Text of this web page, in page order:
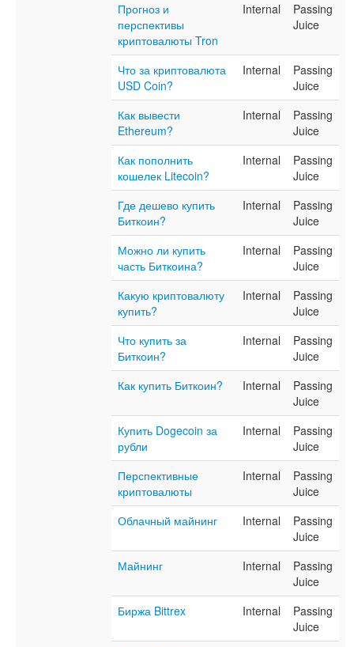
Прогноз и
перспективы
криптовалюты Tron
Internal
Passing
Juice
Что за криптовалюта
USD Coin?
Internal
Passing
Juice
Как вывести
Ethereum?
Internal
Passing
Juice
Как пополнить
кошелек Litecoin?
Internal
Passing
Juice
Где дешево купить
Биткоин?
Internal
Passing
Juice
Можно ли купить
часть Биткоина?
Internal
Passing
Juice
Какую криптовалюту
купить?
Internal
Passing
Juice
Что купить за
Биткоин?
Internal
Passing
Juice
Как купить Биткоин?
Internal
Passing
Juice
Купить Dogecoin за
рубли
Internal
Passing
Juice
Перспективные
криптовалюты
Internal
Passing
Juice
Облачный майнинг
Internal
Passing
Juice
Майнинг
Internal
Passing
Juice
Биржа Bittrex
Internal
Passing
Juice